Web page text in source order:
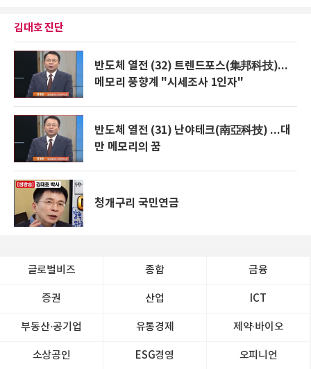
김대호 진단
반도체 열전 (32) 트렌드포스(集邦科技)...
메모리 풍향계 "시세조사 1인자"
반도체 열전 (31) 난야테크(南亞科技) ...대
만 메모리의 꿈
청개구리 국민연금
글로벌비즈 종합 금융
증권 산업 ICT
부동산·공기업 유통경제 제약∙바이오
소상공인 ESG경영 오피니언